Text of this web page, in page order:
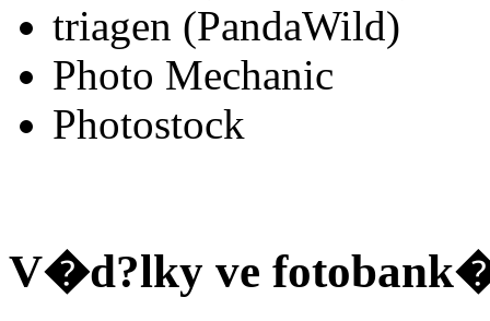
triagen (PandaWild)
Photo Mechanic
Photostock
V�d?lky ve